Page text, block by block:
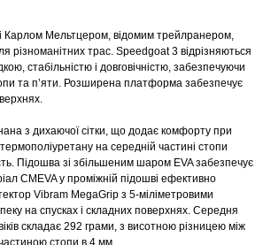
Карлом Мельтцером, відомим трейлранером,
різноманітних трас. Speedgoat 3 відрізняються
стабільністю і довговічністю, забезпечуючи
та п’яти. Розширена платформа забезпечує
з дихаючої сітки, що додає комфорту при
на середній частині стопи
Підошва зі збільшеним шаром EVA забезпечує
CMEVA у проміжній підошві ефективно
Vibram MegaGrip з 5-міліметровими
на спусках і складних поверхнях. Середня
складає 292 грами, з висотною різницею між